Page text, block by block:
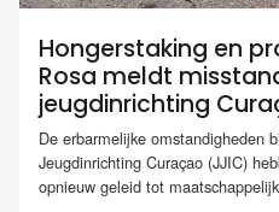
Hongerstaking en
Rosa meldt
jeugdinrichting
De erbarmelijke omstandigheden
Jeugdinrichting Curaçao (JJIC)
opnieuw geleid tot